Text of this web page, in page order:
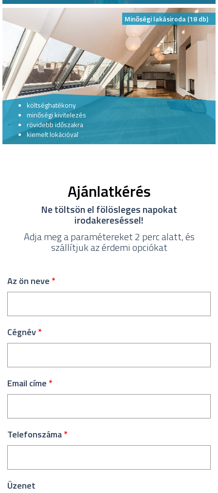
Minőségi lakásiroda (18 db)
költséghatékony
minőségi kivitelezés
rövidebb időszakra
kiemelt lokációval
Ajánlatkérés
Ne töltsön el fölösleges napokat
irodakereséssel!
Adja meg a paramétereket 2 perc alatt, és
szállítjuk az érdemi opciókat
Az ön neve *
Cégnév*
Email címe *
Telefonszáma*
Üzenet